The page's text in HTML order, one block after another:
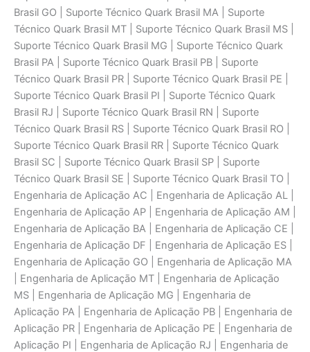
Brasil GO | Suporte Técnico Quark Brasil MA | Suporte
Técnico Quark Brasil MT | Suporte Técnico Quark Brasil MS |
Suporte Técnico Quark Brasil MG | Suporte Técnico Quark
Brasil PA | Suporte Técnico Quark Brasil PB | Suporte
Técnico Quark Brasil PR | Suporte Técnico Quark Brasil PE |
Suporte Técnico Quark Brasil PI | Suporte Técnico Quark
Brasil RJ | Suporte Técnico Quark Brasil RN | Suporte
Técnico Quark Brasil RS | Suporte Técnico Quark Brasil RO |
Suporte Técnico Quark Brasil RR | Suporte Técnico Quark
Brasil SC | Suporte Técnico Quark Brasil SP | Suporte
Técnico Quark Brasil SE | Suporte Técnico Quark Brasil TO |
Engenharia de Aplicaçāo AC | Engenharia de Aplicaçāo AL |
Engenharia de Aplicaçāo AP | Engenharia de Aplicaçāo AM |
Engenharia de Aplicaçāo BA | Engenharia de Aplicaçāo CE |
Engenharia de Aplicaçāo DF | Engenharia de Aplicaçāo ES |
Engenharia de Aplicaçāo GO | Engenharia de Aplicaçāo MA
| Engenharia de Aplicaçāo MT | Engenharia de Aplicaçāo
MS | Engenharia de Aplicaçāo MG | Engenharia de
Aplicaçāo PA | Engenharia de Aplicaçāo PB | Engenharia de
Aplicaçāo PR | Engenharia de Aplicaçāo PE | Engenharia de
Aplicaçāo PI | Engenharia de Aplicaçāo RJ | Engenharia de